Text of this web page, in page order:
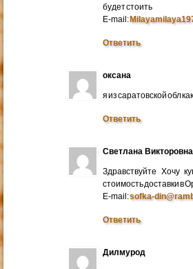
будет стоить
E-mail:
Ответить
оксана
я из саратовской обл
Ответить
Светлана Викторовна
Здравствуйте Хочу
стоимость доставки в
E-mail:sofka-
Ответить
Дилмурод